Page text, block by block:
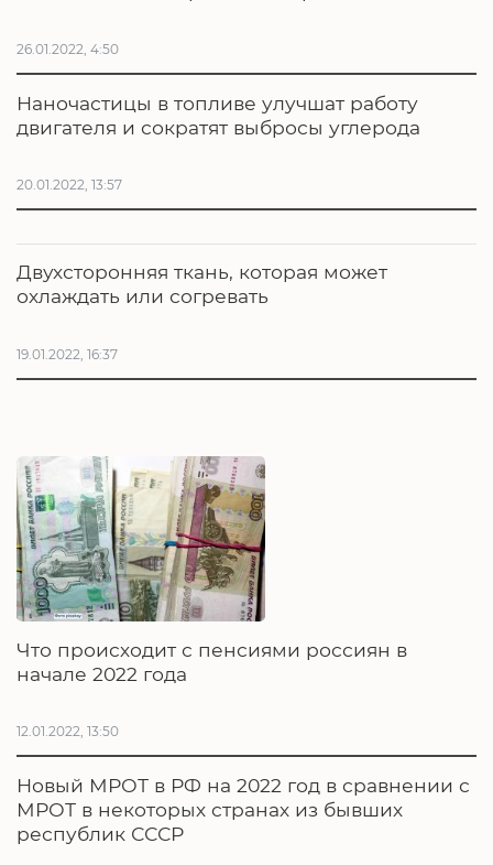
26.01.2022, 4:50
Наночастицы в топливе улучшат работу
двигателя и сократят выбросы углерода
20.01.2022, 13:57
Двухсторонняя ткань, которая может
охлаждать или согревать
19.01.2022, 16:37
Что происходит с пенсиями россиян в
начале 2022 года
12.01.2022, 13:50
Новый МРОТ в РФ на 2022 год в сравнении с
МРОТ в некоторых странах из бывших
республик СССР